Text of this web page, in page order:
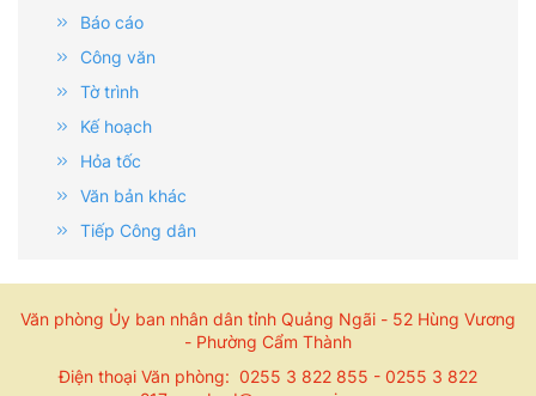
Báo cáo
Công văn
Tờ trình
Kế hoạch
Hỏa tốc
Văn bản khác
Tiếp Công dân
Văn phòng Ủy ban nhân dân tỉnh Quảng Ngãi - 52 Hùng Vương
- Phường Cẩm Thành
Điện thoại Văn phòng: 0255 3 822 855 - 0255 3 822